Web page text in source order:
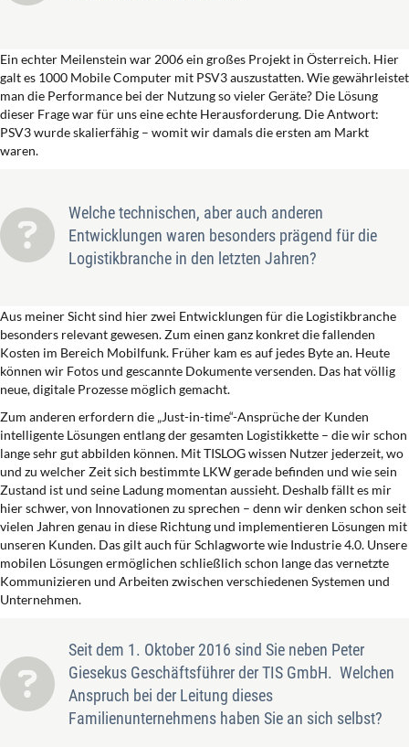
Ein echter Meilenstein war 2006 ein großes Projekt in Österreich. Hier
galt es 1000 Mobile Computer mit PSV3 auszustatten. Wie gewährleistet
man die Performance bei der Nutzung so vieler Geräte? Die Lösung
dieser Frage war für uns eine echte Herausforderung. Die Antwort:
PSV3 wurde skalierfähig – womit wir damals die ersten am Markt
waren.
Welche technischen, aber auch anderen
Entwicklungen waren besonders prägend für die
Logistikbranche in den letzten Jahren?
Aus meiner Sicht sind hier zwei Entwicklungen für die Logistikbranche
besonders relevant gewesen. Zum einen ganz konkret die fallenden
Kosten im Bereich Mobilfunk. Früher kam es auf jedes Byte an. Heute
können wir Fotos und gescannte Dokumente versenden. Das hat völlig
neue, digitale Prozesse möglich gemacht.
Zum anderen erfordern die „Just-in-time“-Ansprüche der Kunden
intelligente Lösungen entlang der gesamten Logistikkette – die wir schon
lange sehr gut abbilden können. Mit TISLOG wissen Nutzer jederzeit, wo
und zu welcher Zeit sich bestimmte LKW gerade befinden und wie sein
Zustand ist und seine Ladung momentan aussieht. Deshalb fällt es mir
hier schwer, von Innovationen zu sprechen – denn wir denken schon seit
vielen Jahren genau in diese Richtung und implementieren Lösungen mit
unseren Kunden. Das gilt auch für Schlagworte wie Industrie 4.0. Unsere
mobilen Lösungen ermöglichen schließlich schon lange das vernetzte
Kommunizieren und Arbeiten zwischen verschiedenen Systemen und
Unternehmen.
Seit dem 1. Oktober 2016 sind Sie neben Peter
Giesekus Geschäftsführer der TIS GmbH. Welchen
Anspruch bei der Leitung dieses
Familienunternehmens haben Sie an sich selbst?